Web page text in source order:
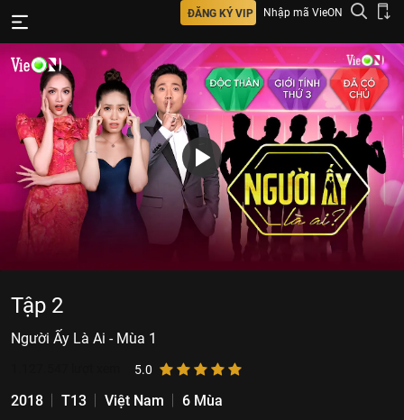
ĐĂNG KÝ VIP Nhập mã VieON
Tập 2
Người Ấy Là Ai - Mùa 1
5.0
2018 T13 Việt Nam
6 Mùa